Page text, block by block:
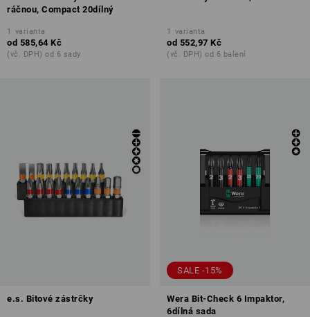
ráčnou, Compact 20dílný
1 varianta
od 585,64 Kč
(vč. DPH) od 6 sady
1 varianta
od 552,97 Kč
(vč. DPH) od 6 balení
e.s. Bitové zástrčky
SALE -15%
Wera Bit-Check 6 Impaktor,
6dílná sada